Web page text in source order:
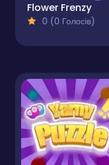
Flower Frenzy
0 (0 Голосів)